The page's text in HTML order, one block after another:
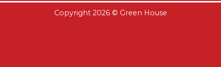
Copyright 2026 © Green House